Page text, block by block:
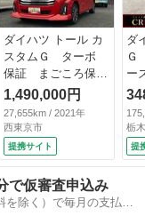
ダイハツ トール カ
スタムＧ ターボ
保証 まごころ保
証 １年間・走行距
離無制限付き・９イ
ンチディスプレイオ
ーディオ装備・パノ
ラマカメラ・ドラレ
コ・ＥＴＣ装備
（検8.12）
1,490,000円
27,655km / 2021年
西東京市
提携サイト
ダ
Ｇ
ー
Ｅ
ラ
ー
Ｄ
Ｂ
発
栃
提
で仮審査申込み
除く）で毎月の支払額